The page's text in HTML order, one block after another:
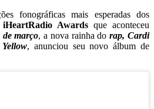
fonográficas mais esperadas dos
iHeartRadio Awards que aconteceu
de março, a nova rainha dorap, Cardi
, anunciou seu novo álbum de